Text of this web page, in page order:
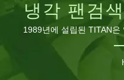
냉각 팬검
팬 제조업
PC 냉각
1989년에 설립된 TITAN은
과 엘리트 엔지니어 팀을
독일에 지사를 설립했습
에 많은 유통업체를 보유